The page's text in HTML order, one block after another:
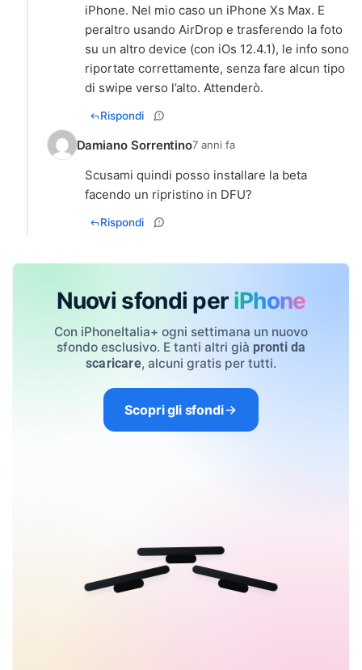
iPhone. Nel mio caso un iPhone Xs Max. E
peraltro usando AirDrop e trasferendo la foto
su un altro device (con iOs 12.4.1), le info sono
riportate correttamente, senza fare alcun tipo
di swipe verso l’alto. Attenderò.
Rispondi
Damiano Sorrentino7 anni fa
Scusami quindi posso installare la beta
facendo un ripristino in DFU?
Rispondi
Nuovi sfondi per iPhone
Con iPhoneItalia+ ogni settimana un nuovo
sfondo esclusivo. E tanti altri già pronti da
scaricare, alcuni gratis per tutti.
Scopri gli sfondi